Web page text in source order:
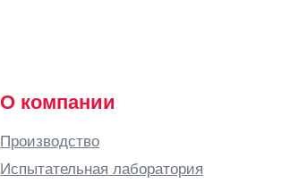
О компании
Производство
Испытательная лаборатория